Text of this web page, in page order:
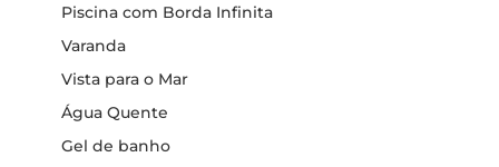
Piscina com Borda Infinita
Varanda
Vista para o Mar
Água Quente
Gel de banho